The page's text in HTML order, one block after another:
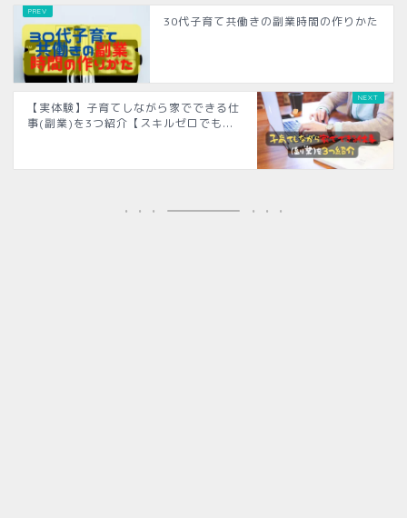
30代子育て共働きの副業時間の作りかた
【実体験】子育てしながら家でできる仕
事(副業)を3つ紹介【スキルゼロでも...